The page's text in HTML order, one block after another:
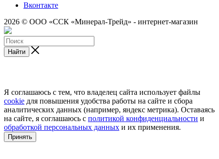
Вконтакте
2026 © ООО «ССК «Минерал-Трейд» - интернет-магазин
Найти
Я соглашаюсь с тем, что владелец сайта использует файлы
cookie для повышения удобства работы на сайте и сбора
аналитических данных (например, яндекс метрика). Оставаясь
на сайте, я соглашаюсь с политикой конфиденциальности и
обработкой персональных данных и их применения.
Принять